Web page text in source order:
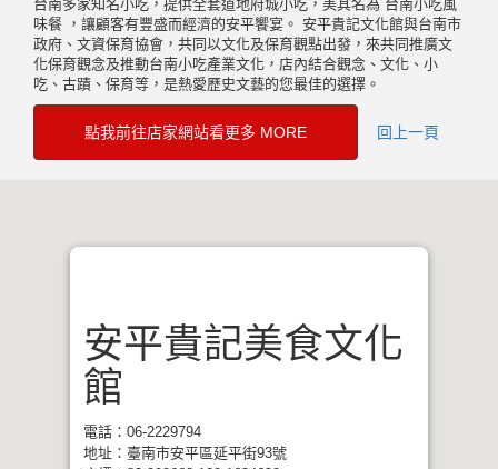
台南多家知名小吃，提供全套道地府城小吃，美其名為 台南小吃風
味餐 ，讓顧客有豐盛而經濟的安平饗宴。 安平貴記文化館與台南市
政府、文資保育協會，共同以文化及保育觀點出發，來共同推廣文
化保育觀念及推動台南小吃產業文化，店內結合觀念、文化、小
吃、古蹟、保育等，是熱愛歷史文藝的您最佳的選擇。
點我前往店家網站看更多 MORE 回上一頁
安平貴記美食文化
館
電話：06-2229794
地址：臺南市安平區延平街93號